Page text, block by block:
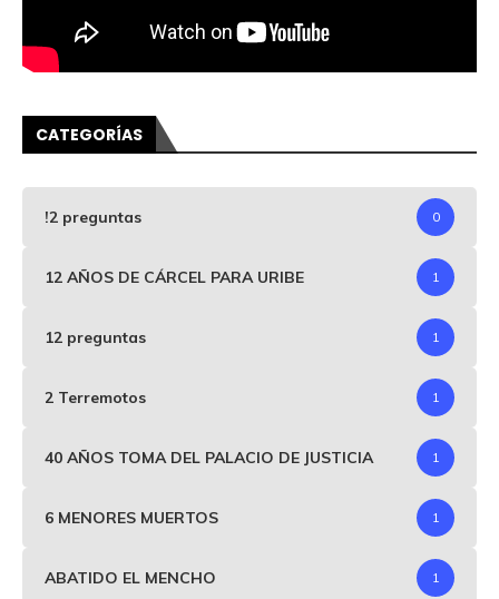
CATEGORÍAS
!2 preguntas 0
12 AÑOS DE CÁRCEL PARA URIBE 1
12 preguntas 1
2 Terremotos 1
40 AÑOS TOMA DEL PALACIO DE JUSTICIA 1
6 MENORES MUERTOS 1
ABATIDO EL MENCHO 1